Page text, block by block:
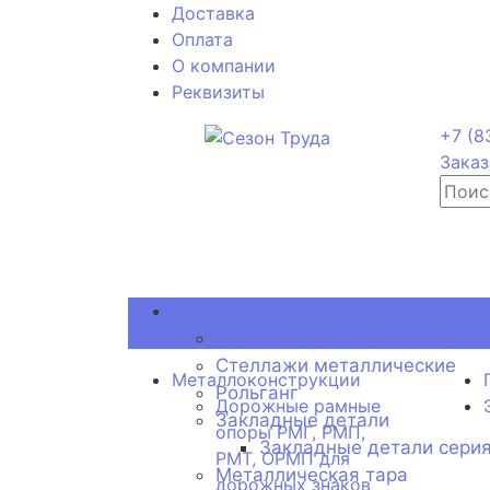
Доставка
Оплата
О компании
Реквизиты
+7
Стеллажи металлические
Рольганг
Закладные детали
Закладные детали
Металлическая тара
Металлоконструкции
Дорожные рамные
опоры РМГ, РМП,
РМТ, ОРМП для
дорожных знаков